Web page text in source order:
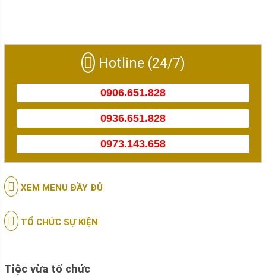
Hotline (24/7)
0906.651.828
0936.651.828
0973.143.658
XEM MENU ĐẦY ĐỦ
TỔ CHỨC SỰ KIỆN
Tiệc vừa tổ chức